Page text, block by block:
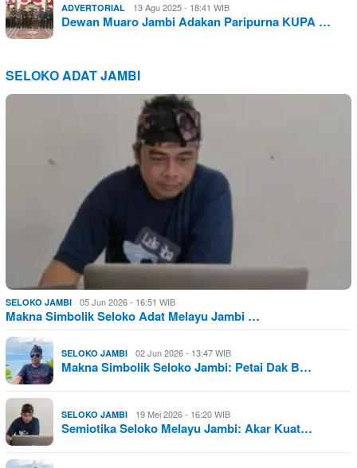
ADVERTORIAL 13 Agu 2025 - 18:41 WIB
Dewan Muaro Jambi Adakan Paripurna KUPA …
SELOKO ADAT JAMBI
SELOKO JAMBI 05 Jun 2026 - 16:51 WIB
Makna Simbolik Seloko Adat Melayu Jambi …
SELOKO JAMBI 02 Jun 2026 - 13:47 WIB
Makna Simbolik Seloko Jambi: Petai Dak B…
SELOKO JAMBI 19 Mei 2026 - 16:20 WIB
Semiotika Seloko Melayu Jambi: Akar Kuat…